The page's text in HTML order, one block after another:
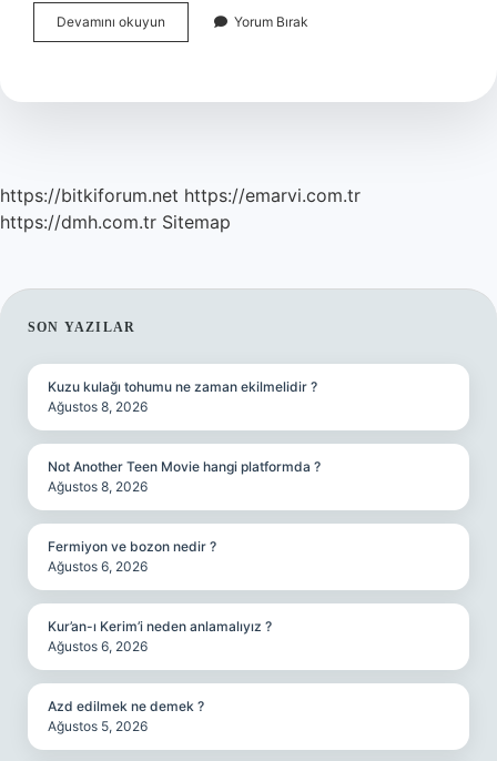
Devamını okuyun
Sonuçlarında
Yorum Bırak
https://bitkiforum.net https://emarvi.com.tr
https://dmh.com.tr Sitemap
SIDEBAR
SON YAZILAR
Kuzu kulağı tohumu ne zaman ekilmelidir ?
Ağustos 8, 2026
Not Another Teen Movie hangi platformda ?
Ağustos 8, 2026
Fermiyon ve bozon nedir ?
Ağustos 6, 2026
Kur’an-ı Kerim’i neden anlamalıyız ?
Ağustos 6, 2026
Azd edilmek ne demek ?
Ağustos 5, 2026